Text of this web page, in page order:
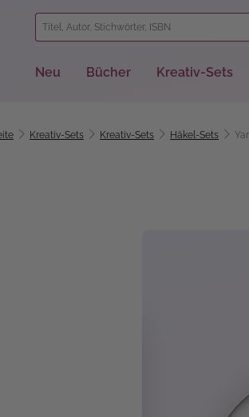
springen
Neu Bücher Kreativ-Sets
Kreativ-Sets Kreativ-Sets Häkel-Sets
überspringen